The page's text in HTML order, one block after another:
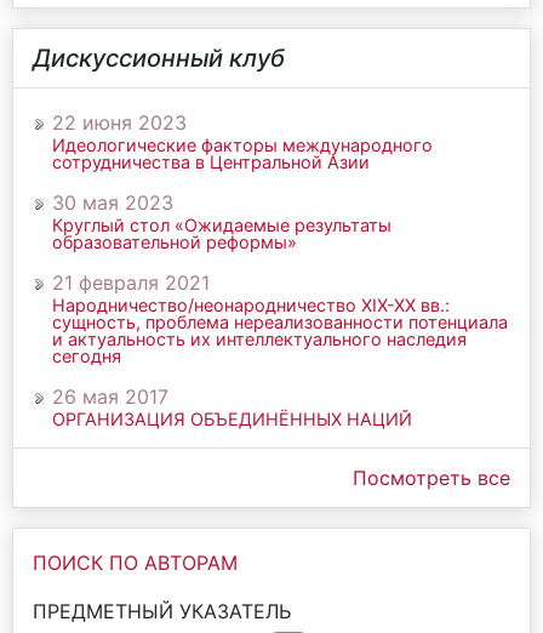
Дискуссионный клуб
22 июня 2023
Идеологические факторы международного
сотрудничества в Центральной Азии
30 мая 2023
Круглый стол «Ожидаемые результаты
образовательной реформы»
21 февраля 2021
Народничество/неонародничество ХIХ-ХХ вв.:
сущность, проблема нереализованности потенциала
и актуальность их интеллектуального наследия
сегодня
26 мая 2017
ОРГАНИЗАЦИЯ ОБЪЕДИНЁННЫХ НАЦИЙ
Посмотреть все
ПОИСК ПО АВТОРАМ
ПРЕДМЕТНЫЙ УКАЗАТЕЛЬ